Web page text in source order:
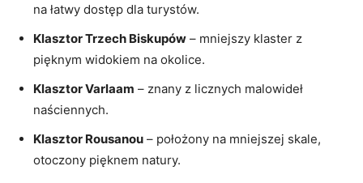
na łatwy dostęp dla turystów.
Klasztor Trzech Biskupów – mniejszy klaster z
pięknym widokiem na okolice.
Klasztor Varlaam – znany z licznych malowideł
naściennych.
Klasztor Rousanou – położony na mniejszej skale,
otoczony pięknem natury.